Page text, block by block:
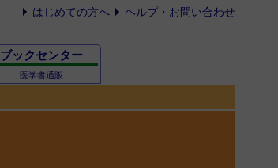
はじめての方へ ヘルプ・お問い合わせ
ブックセンター
医学書通販